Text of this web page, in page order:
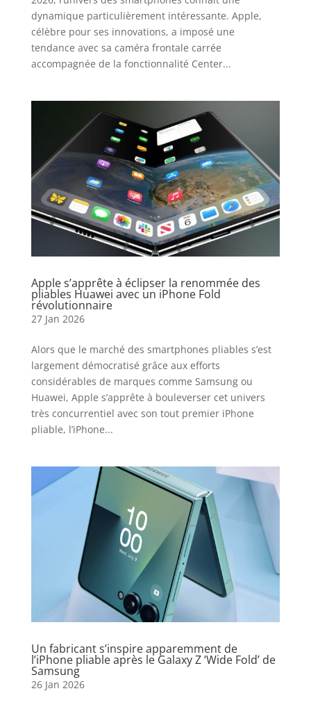
dynamique particulièrement intéressante. Apple,
célèbre pour ses innovations, a imposé une
tendance avec sa caméra frontale carrée
accompagnée de la fonctionnalité Center...
Apple s’apprête à éclipser la renommée des
pliables Huawei avec un iPhone Fold
révolutionnaire
27 Jan 2026
Alors que le marché des smartphones pliables s’est
largement démocratisé grâce aux efforts
considérables de marques comme Samsung ou
Huawei, Apple s’apprête à bouleverser cet univers
très concurrentiel avec son tout premier iPhone
pliable, l’iPhone...
Un fabricant s’inspire apparemment de
l’iPhone pliable après le Galaxy Z ‘Wide Fold’ de
Samsung
26 Jan 2026